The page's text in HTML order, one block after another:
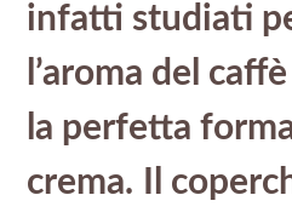
infatti studiati
l’aroma del
la perfetta
crema.
Il